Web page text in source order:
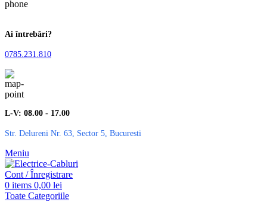
Ai întrebări?
0785.231.810
L-V: 08.00 - 17.00
Str. Delureni Nr. 63, Sector 5, Bucuresti
Meniu
Cont / Înregistrare
0 items 0,00 lei
Toate Categoriile